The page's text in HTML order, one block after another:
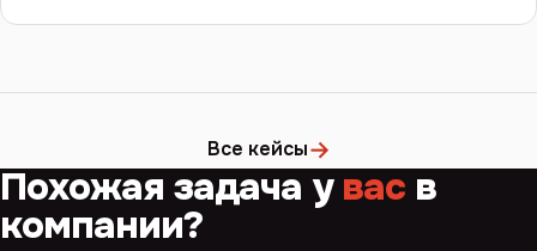
Все кейсы→
Похожая задача увасв
компании?